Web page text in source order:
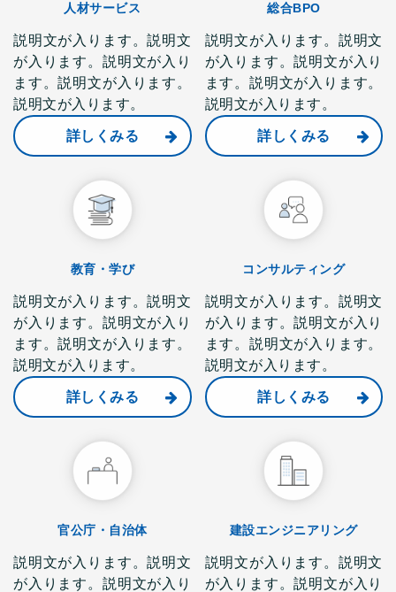
人材サービス
説明文が入ります。説明文
が入ります。説明文が入り
ます。説明文が入ります。
説明文が入ります。
詳しくみる
総合BPO
説明文が入ります。説明文
が入ります。説明文が入り
ます。説明文が入ります。
説明文が入ります。
詳しくみる
教育・学び
説明文が入ります。説明文
が入ります。説明文が入り
ます。説明文が入ります。
説明文が入ります。
詳しくみる
コンサルティング
説明文が入ります。説明文
が入ります。説明文が入り
ます。説明文が入ります。
説明文が入ります。
詳しくみる
官公庁・自治体
説明文が入ります。説明文
が入ります。説明文が入り
建設エンジニアリング
説明文が入ります。説明文
が入ります。説明文が入り